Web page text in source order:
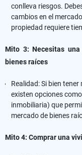
conlleva riesgos.
cambios en el
propiedad requiere
Mito 3: Necesitas
bienes raíces
Realidad: Si bien
existen opciones
inmobiliaria) que
mercado de bienes
Mito 4: Comprar una